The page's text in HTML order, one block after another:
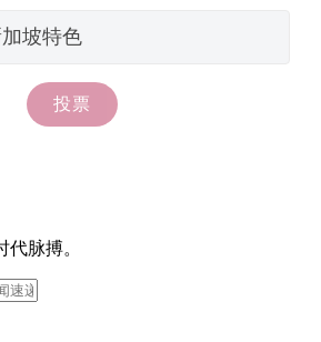
脉搏。